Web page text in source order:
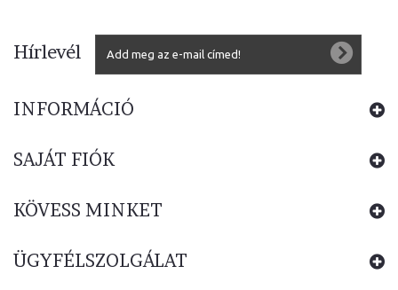
Hírlevél
INFORMÁCIÓ
SAJÁT FIÓK
KÖVESS MINKET
ÜGYFÉLSZOLGÁLAT